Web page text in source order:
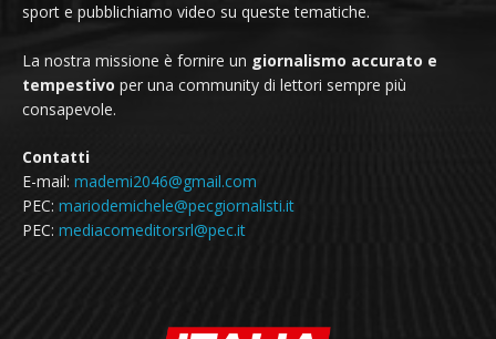
sport e pubblichiamo video su queste tematiche.
La nostra missione è fornire un giornalismo accurato e
tempestivo per una community di lettori sempre più
consapevole.
Contatti
E-mail: mademi2046@gmail.com
PEC: mariodemichele@pecgiornalisti.it
PEC: mediacomeditorsrl@pec.it